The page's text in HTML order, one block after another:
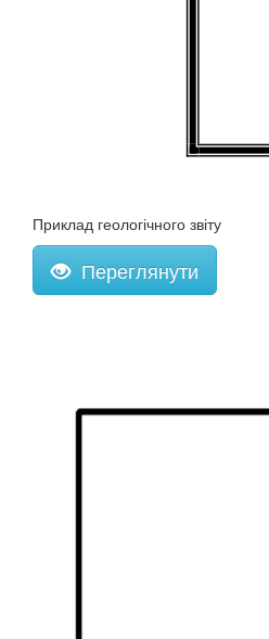
Приклад геологічного звіту
Переглянути